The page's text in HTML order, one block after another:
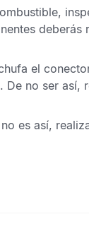
,
deberás
el
no ser así,
es así,